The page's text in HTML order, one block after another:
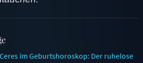
im Geburtshoroskop: Der ruhelose